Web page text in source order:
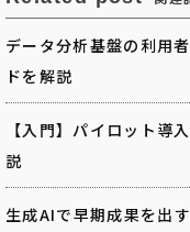
データ分析基盤の利用
ドを解説
【入門】パイロット導
説
生成AIで早期成果を出